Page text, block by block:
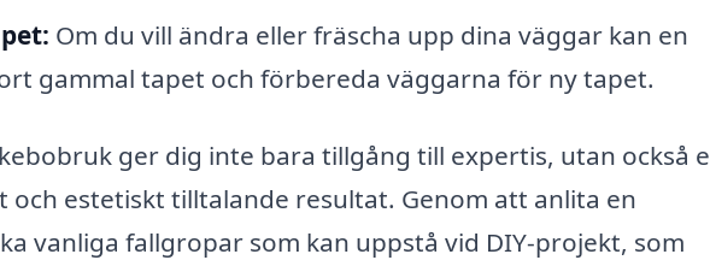
Om du vill ändra eller fräscha upp dina väggar kan en
gammal tapet och förbereda väggarna för ny tapet.
ger dig inte bara tillgång till expertis, utan också
estetiskt tilltalande resultat. Genom att anlita en
vanliga fallgropar som kan uppstå vid DIY-projekt, som